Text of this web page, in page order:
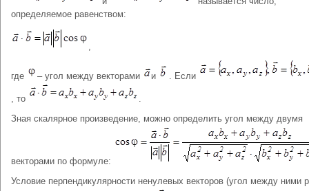
определяемое равенством:
,
где – угол между векторами и . Если
, то
.
Зная скалярное произведение, можно определить угол между двумя
векторами по формуле:
Условие перпендикулярности ненулевых векторов (угол между ними